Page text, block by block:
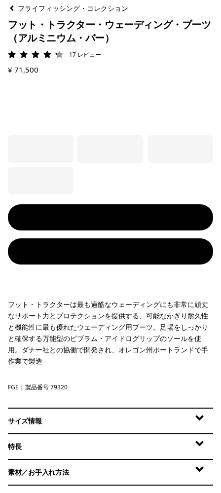
フライフィッシング・コレクション
フット・トラクター・ウェーディング・ブーツ
（アルミニウム・バー）
評価: 4.2 / 5
17 レビュー
¥ 71,500
フット・トラクターは最も過酷なウェーディングにも非常に頑丈
なサポート力とプロテクションを提供する、可能なかぎり耐久性
と機能性に最も優れたウェーディング用ブーツ。足場をしっかり
と確保する万能型のビブラム・アイドログリップのソールを使
用。ダナー社との協働で開発され、オレゴン州ポートランドで手
作業で製造
Forge Grey
FGE | 製品番号 79320
サイズ情報
特長
素材／お手入れ方法